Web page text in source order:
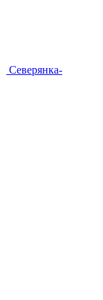
Северянка-